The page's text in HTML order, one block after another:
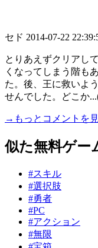
セド 2014-07-22
とりあえずクリアし
くなってしまう階も
た。後、王に救いよ
せんでした。どこか
→もっとコメントを
似た無料ゲー
#スキル
#選択肢
#勇者
#PC
#アクション
#無限